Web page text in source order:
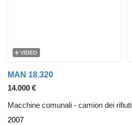
VIDEO
MAN 18.320
14.000 €
Macchine comunali - camion dei rifiuti
2007